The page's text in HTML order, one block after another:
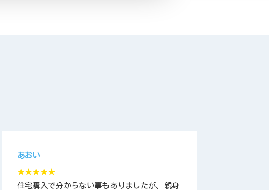
あおい
★★★★★
住宅購入で分からない事もありましたが、親身